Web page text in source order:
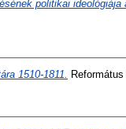
politikai ideológiája
1510-1811.